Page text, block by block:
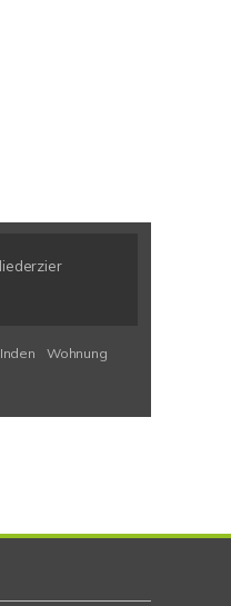
Wohnung